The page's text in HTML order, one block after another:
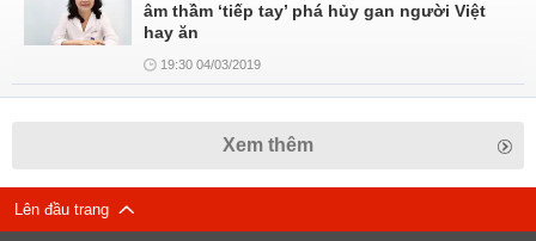
âm thầm ‘tiếp tay’ phá hủy gan người Việt
hay ăn
19:30 04/03/2019
Xem thêm
Lên đầu trang